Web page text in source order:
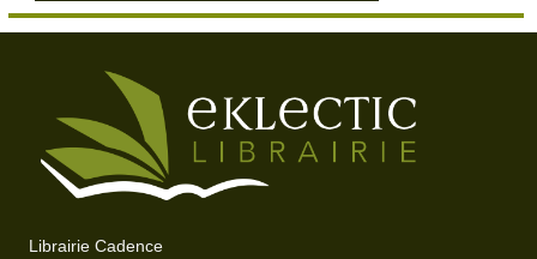
Librairie Cadence